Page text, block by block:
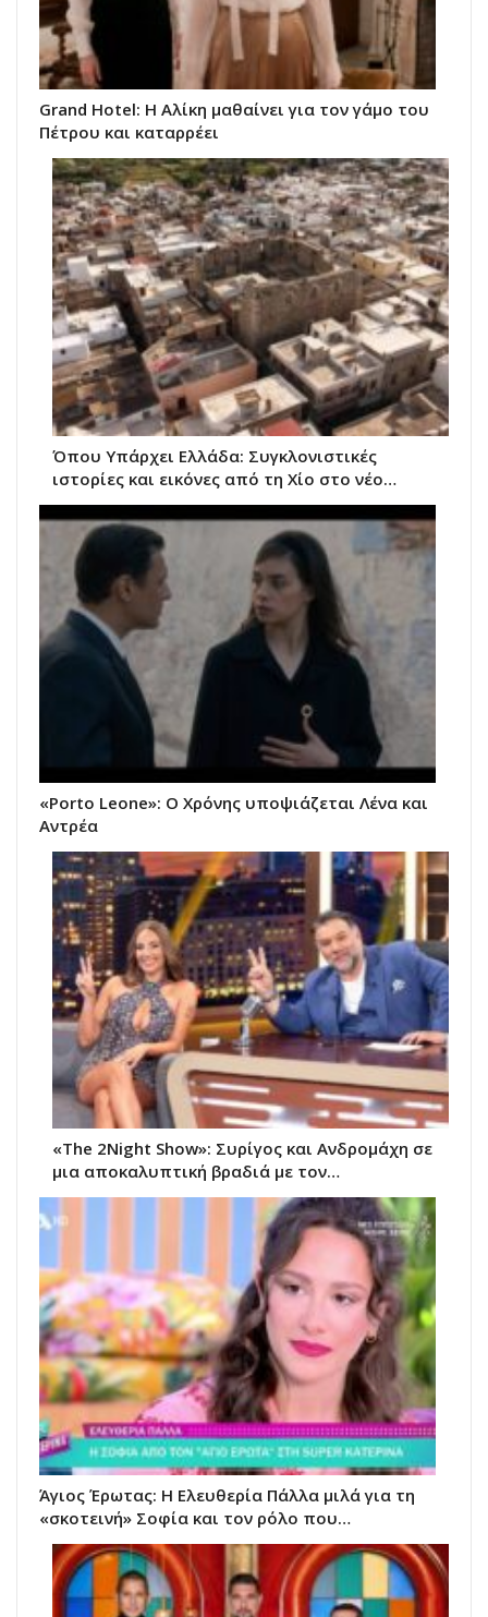
Grand Hotel: Η Αλίκη μαθαίνει για τον γάμο του
Πέτρου και καταρρέει
Όπου Υπάρχει Ελλάδα: Συγκλονιστικές
ιστορίες και εικόνες από τη Χίο στο νέο…
«Porto Leone»: Ο Χρόνης υποψιάζεται Λένα και
Αντρέα
«The 2Night Show»: Συρίγος και Ανδρομάχη σε
μια αποκαλυπτική βραδιά με τον…
Άγιος Έρωτας: Η Ελευθερία Πάλλα μιλά για τη
«σκοτεινή» Σοφία και τον ρόλο που…